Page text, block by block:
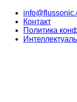
Контакт
Политика